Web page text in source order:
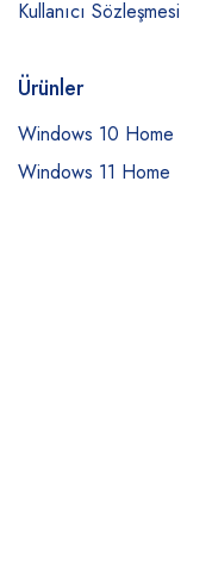
Kullanıcı Sözleşmesi
Ürünler
Windows 10 Home
Windows 11 Home